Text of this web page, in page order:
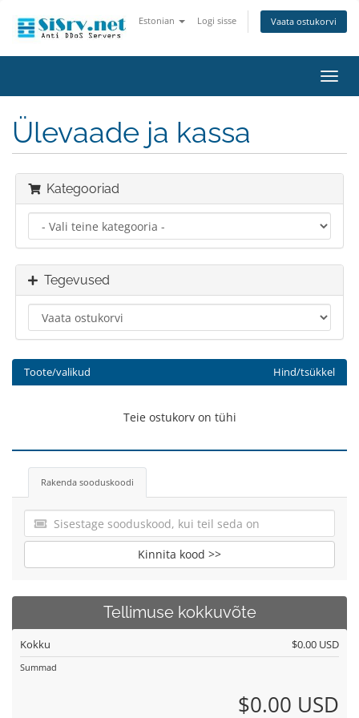
Estonian Logi sisse Vaata ostukorvi
Ülevaade ja kassa
Kategooriad
Tegevused
Toote/valikud Hind/tsükkel
Teie ostukorv on tühi
Rakenda sooduskoodi
Kinnita kood >>
Tellimuse kokkuvõte
Kokku $0.00 USD
Summad
$0.00 USD